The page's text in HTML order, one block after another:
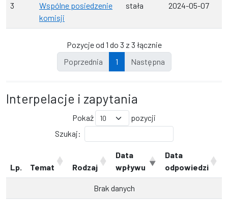
3
Wspólne posiedzenie
komisji
stała 2024-05-07
Pozycje od 1 do 3 z 3 łącznie
Poprzednia
1 Następna
Interpelacje i zapytania
Pokaż
pozycji
Szukaj:
Lp. Temat Rodzaj
Data
wpływu
Data
odpowiedzi
Brak danych